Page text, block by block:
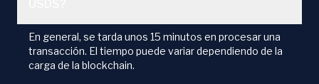
En general, se tarda unos 15 minutos en procesar una
transacción. El tiempo puede variar dependiendo de la
carga de la blockchain.